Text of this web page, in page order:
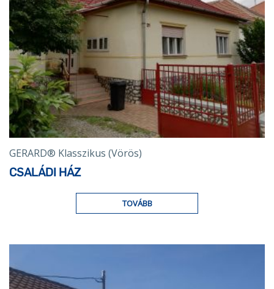
GERARD® Klasszikus (Vörös)
CSALÁDI HÁZ
TOVÁBB